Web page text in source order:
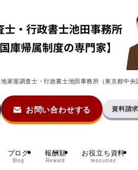
家屋調査士・行政書士池田事務所（東京都中
ブログ
Blog
報酬額
Reward
お役立ち資料
resources
お問い合わせする 資料請